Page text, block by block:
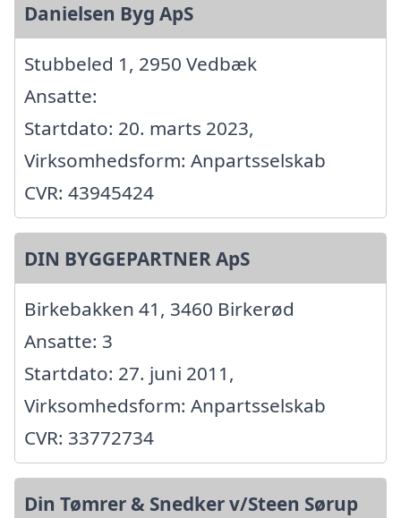
Danielsen Byg ApS
Stubbeled 1, 2950 Vedbæk
Ansatte:
Startdato: 20. marts 2023,
Virksomhedsform: Anpartsselskab
CVR: 43945424
DIN BYGGEPARTNER ApS
Birkebakken 41, 3460 Birkerød
Ansatte: 3
Startdato: 27. juni 2011,
Virksomhedsform: Anpartsselskab
CVR: 33772734
Din Tømrer & Snedker v/Steen Sørup